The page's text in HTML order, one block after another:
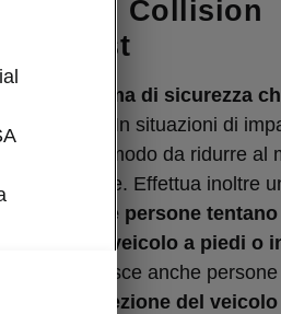
con Collision
Assist
è un
sistema di sicurezza
collisione
. In situazioni di
, in modo da ridurre al
un incidente. Effettua inoltre
quando delle persone
corsia del veicolo a piedi o
riconosce anche
stessa direzione del veicolo